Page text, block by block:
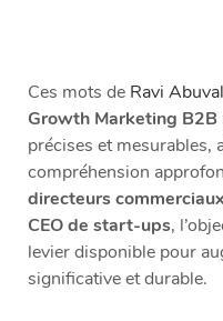
Ces mots de Ravi
Growth Marketing B2B
précises et mesurables,
compréhension
directeurs commerciaux
CEO de start-ups,
levier disponible pour
significative et durable.